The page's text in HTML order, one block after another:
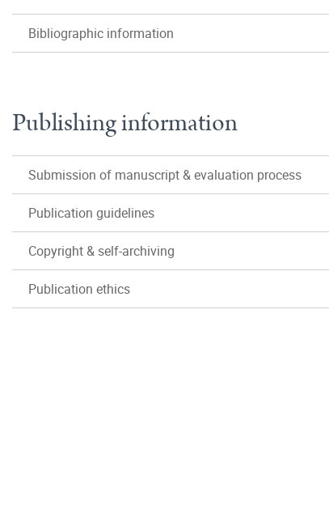
Bibliographic information
Publishing information
Submission of manuscript & evaluation process
Publication guidelines
Copyright & self-archiving
Publication ethics